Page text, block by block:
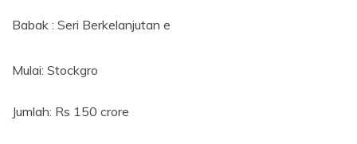
Babak : Seri Berkelanjutan e
Mulai: Stockgro
Jumlah: Rs 150 crore